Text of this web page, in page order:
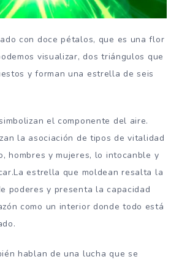
con doce pétalos, que es una flor
visualizar, dos triángulos que
y forman una estrella de seis
el componente del aire.
la asociación de tipos de vitalidad
hombres y mujeres, lo intocanble y
estrella que moldean resalta la
poderes y presenta la capacidad
como un interior donde todo está
hablan de una lucha que se